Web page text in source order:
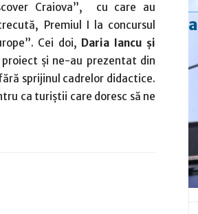
Craiova”, cu care au
Premiul I la concursul
Cei doi, Daria Iancu şi
şi ne-au prezentat din
sprijinul cadrelor didactice.
ca turiştii care doresc să ne